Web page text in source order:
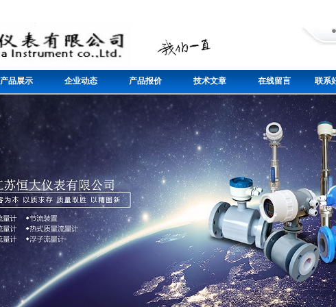
产品展示 企业动态 产品报价 技术文章 在线留言 联系